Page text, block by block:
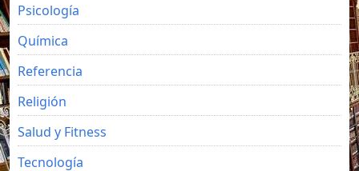
Psicología
Química
Referencia
Religión
Salud y Fitness
Tecnología